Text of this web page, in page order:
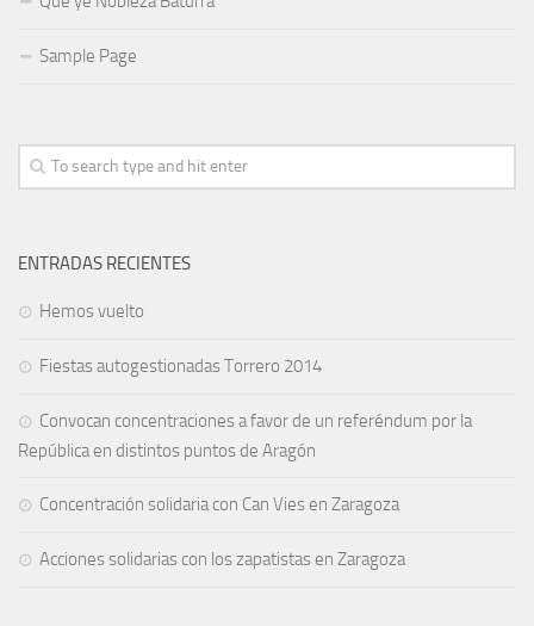
Sample Page
ENTRADAS RECIENTES
Hemos vuelto
Fiestas autogestionadas Torrero 2014
Convocan concentraciones a favor de un referéndum por la
República en distintos puntos de Aragón
Concentración solidaria con Can Vies en Zaragoza
Acciones solidarias con los zapatistas en Zaragoza